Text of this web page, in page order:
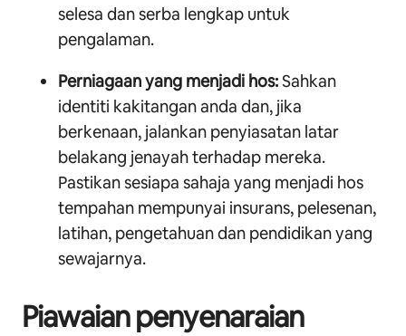
selesa dan serba lengkap untuk
pengalaman.
Perniagaan yang menjadi hos:Sahkan
identiti kakitangan anda dan, jika
berkenaan, jalankan penyiasatan latar
belakang jenayah terhadap mereka.
Pastikan sesiapa sahaja yang menjadi hos
tempahan mempunyai insurans, pelesenan,
latihan, pengetahuan dan pendidikan yang
sewajarnya.
Piawaian penyenaraian